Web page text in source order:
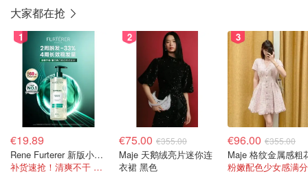
大家都在抢
1
€19.89
Rene Furterer 新版小白珠洗发水 500ml
补货速抢！清爽不干 蓬松强韧秀发
2
€75.00 €355.00
Maje 天鹅绒亮片迷你连
衣裙 黑色
3
€96.00 €355.00
粉嫩配色少女感满